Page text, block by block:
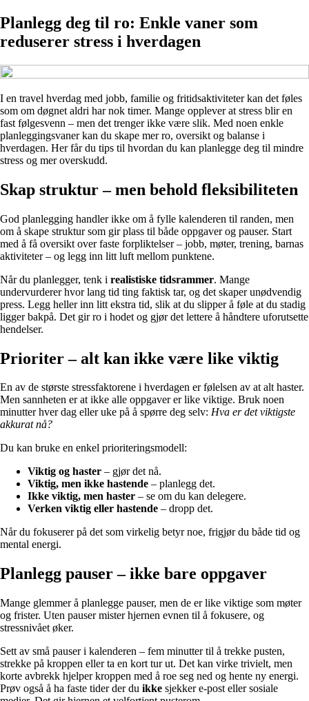
Planlegg deg til ro: Enkle vaner som
reduserer stress i hverdagen
I en travel hverdag med jobb, familie og fritidsaktiviteter kan det føles
som om døgnet aldri har nok timer. Mange opplever at stress blir en
fast følgesvenn – men det trenger ikke være slik. Med noen enkle
planleggingsvaner kan du skape mer ro, oversikt og balanse i
hverdagen. Her får du tips til hvordan du kan planlegge deg til mindre
stress og mer overskudd.
Skap struktur – men behold fleksibiliteten
God planlegging handler ikke om å fylle kalenderen til randen, men
om å skape struktur som gir plass til både oppgaver og pauser. Start
med å få oversikt over faste forpliktelser – jobb, møter, trening, barnas
aktiviteter – og legg inn litt luft mellom punktene.
Når du planlegger, tenk i realistiske tidsrammer. Mange
undervurderer hvor lang tid ting faktisk tar, og det skaper unødvendig
press. Legg heller inn litt ekstra tid, slik at du slipper å føle at du stadig
ligger bakpå. Det gir ro i hodet og gjør det lettere å håndtere uforutsette
hendelser.
Prioriter – alt kan ikke være like viktig
En av de største stressfaktorene i hverdagen er følelsen av at alt haster.
Men sannheten er at ikke alle oppgaver er like viktige. Bruk noen
minutter hver dag eller uke på å spørre deg selv: Hva er det viktigste
akkurat nå?
Du kan bruke en enkel prioriteringsmodell:
Viktig og haster – gjør det nå.
Viktig, men ikke hastende – planlegg det.
Ikke viktig, men haster – se om du kan delegere.
Verken viktig eller hastende – dropp det.
Når du fokuserer på det som virkelig betyr noe, frigjør du både tid og
mental energi.
Planlegg pauser – ikke bare oppgaver
Mange glemmer å planlegge pauser, men de er like viktige som møter
og frister. Uten pauser mister hjernen evnen til å fokusere, og
stressnivået øker.
Sett av små pauser i kalenderen – fem minutter til å trekke pusten,
strekke på kroppen eller ta en kort tur ut. Det kan virke trivielt, men
korte avbrekk hjelper kroppen med å roe seg ned og hente ny energi.
Prøv også å ha faste tider der du ikke sjekker e-post eller sosiale